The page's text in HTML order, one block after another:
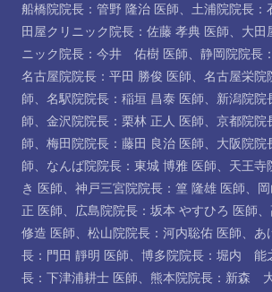
船橋院院長：管野 隆治 医師、 土浦院院長：
田屋クリニック院長：佐藤 孝典 医師、 大田
ニック院長：今井 佑樹 医師、 静岡院院長
名古屋院院長：平田 勝俊 医師、 名古屋栄院
師、 名駅院院長：稲垣 昌泰 医師、 新潟院院
師、 金沢院院長：栗林 正人 医師、 京都院
師、 梅田院院長：藤田 良治 医師、 大阪院院
師、 なんば院院長：東城 博雅 医師、 天王寺
き 医師、 神戸三宮院院長：篁 隆雄 医師、
正 医師、 広島院院長：坂本 やすひろ 医師、
修造 医師、 松山院院長：河内聡佑 医師、 あ
長：門田 靜明 医師、 博多院院長：堀内 能
長：下津浦耕士 医師、 熊本院院長：新森